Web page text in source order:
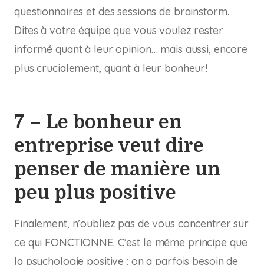
questionnaires et des sessions de brainstorm.
Dites à votre équipe que vous voulez rester
informé quant à leur opinion… mais aussi, encore
plus crucialement, quant à leur bonheur!
7 – Le bonheur en
entreprise veut dire
penser de manière un
peu plus positive
Finalement, n’oubliez pas de vous concentrer sur
ce qui FONCTIONNE. C’est le même principe que
la psychologie positive : on a parfois besoin de